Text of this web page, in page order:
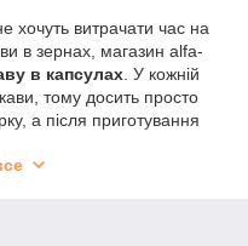
хочуть витрачати час на
в зернах, магазин alfa-
в капсулах . У кожній
тому досить просто
а після приготування
- ідеальний варіант для